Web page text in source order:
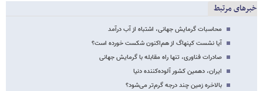
خبرهای مرتبط
محاسبات گرمایش جهانی، اشتباه از آب درآمد
آیا نشست کپنهاگ از هم‌اکنون شکست خورده است؟
صادرات فناوری، تنها راه مقابله با گرمایش جهانی
ایران، دهمین کشور آلوده‌کننده‌ دنیا
بالاخره زمین چند درجه گرم‌تر می‌شود؟